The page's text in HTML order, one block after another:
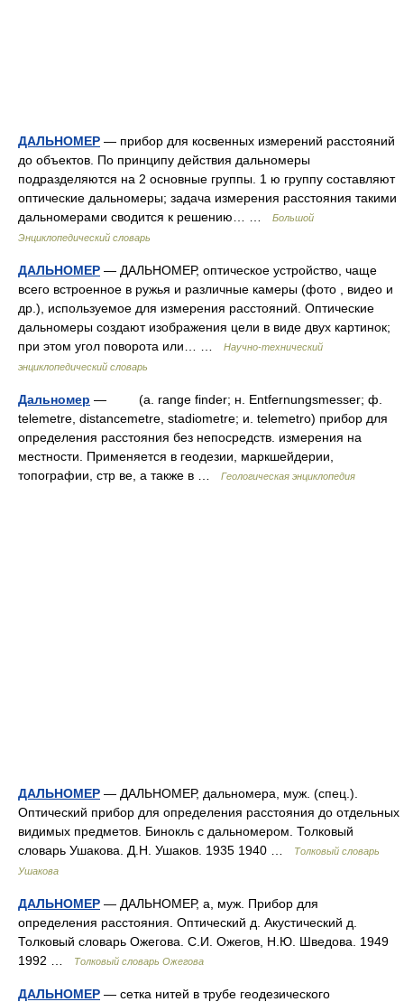
ДАЛЬНОМЕР — прибор для косвенных измерений расстояний
до объектов. По принципу действия дальномеры
подразделяются на 2 основные группы. 1 ю группу составляют
оптические дальномеры; задача измерения расстояния такими
дальномерами сводится к решению… …
Большой
Энциклопедический словарь
ДАЛЬНОМЕР — ДАЛЬНОМЕР, оптическое устройство, чаще
всего встроенное в ружья и различные камеры (фото , видео и
др.), используемое для измерения расстояний. Оптические
дальномеры создают изображения цели в виде двух картинок;
при этом угол поворота или… …
Научно-технический
энциклопедический словарь
Дальномер — (a. range finder; н. Entfernungsmesser; ф.
telemetre, distancemetre, stadiometre; и. telemetro) прибор для
определения расстояния без непосредств. измерения на
местности. Применяется в геодезии, маркшейдерии,
топографии, стр ве, a также в …
Геологическая энциклопедия
ДАЛЬНОМЕР — ДАЛЬНОМЕР, дальномера, муж. (спец.).
Оптический прибор для определения расстояния до отдельных
видимых предметов. Бинокль с дальномером. Толковый
словарь Ушакова. Д.Н. Ушаков. 1935 1940 …
Толковый словарь
Ушакова
ДАЛЬНОМЕР — ДАЛЬНОМЕР, а, муж. Прибор для
определения расстояния. Оптический д. Акустический д.
Толковый словарь Ожегова. С.И. Ожегов, Н.Ю. Шведова. 1949
1992 …
Толковый словарь Ожегова
ДАЛЬНОМЕР — сетка нитей в трубе геодезического